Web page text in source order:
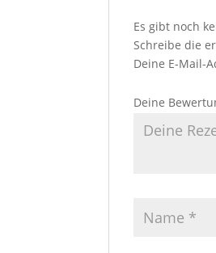
Es gibt noch
Schreibe die
Deine E-Mail-
Deine